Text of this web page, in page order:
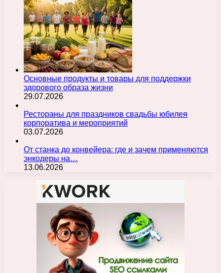
Основные продукты и товары для поддержки
здорового образа жизни
29.07.2026
Рестораны для праздников свадьбы юбилея
корпоратива и мероприятий
03.07.2026
От станка до конвейера: где и зачем применяются
энкодеры на…
13.06.2026